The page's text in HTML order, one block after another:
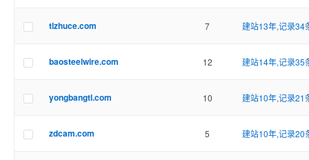
tlzhuce.com 7 建站13年,记录34
baosteelwire.com 12 建站14年,记录35
yongbangtl.com 10 建站10年,记录21
zdcam.com 5 建站10年,记录20